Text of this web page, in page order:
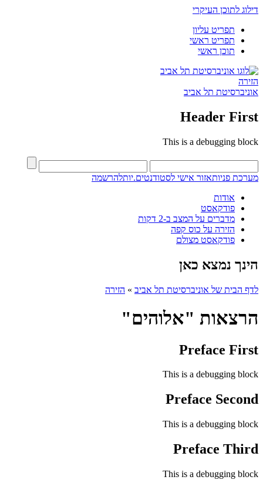
דילוג לתוכן העיקרי
תפריט עליון
תפריט ראשי
תוכן ראשי
הזירה
אוניברסיטת תל אביב
Header First
This is a debugging block
מערכת פניותאזור אישי לסטודנטים.יותלהרשמה
אודות
פודקאסט
מדברים על המצב ב-2 דקות
הזירה על כוס קפה
פודקאסט מצולם
הינך נמצא כאן
לדף הבית של אוניברסיטת תל אביב » הזירה
הרצאות "אלוהים"
Preface First
This is a debugging block
Preface Second
This is a debugging block
Preface Third
This is a debugging block